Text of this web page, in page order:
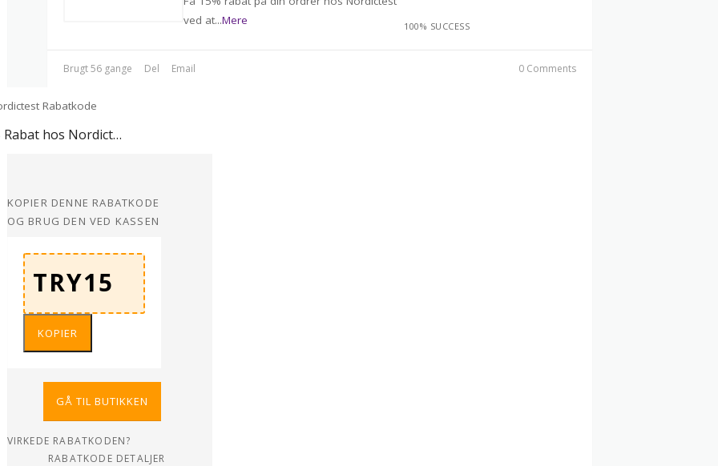
ved at...Mere 100% SUCCESS
Brugt 56 gange Del Email 0 Comments
15% Rabat hos Nordictest
KOPIER DENNE RABATKODE
OG BRUG DEN VED KASSEN
KOPIER
GÅ TIL BUTIKKEN
VIRKEDE RABATKODEN?
RABATKODE DETALJER